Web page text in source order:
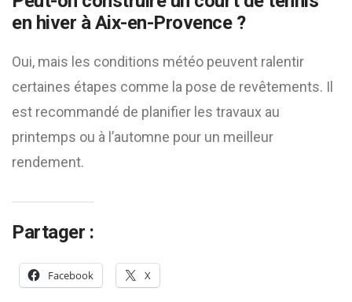
en hiver à Aix-en-Provence ?
Oui, mais les conditions météo peuvent ralentir
certaines étapes comme la pose de revêtements. Il
est recommandé de planifier les travaux au
printemps ou à l’automne pour un meilleur
rendement.
Partager :
Facebook X